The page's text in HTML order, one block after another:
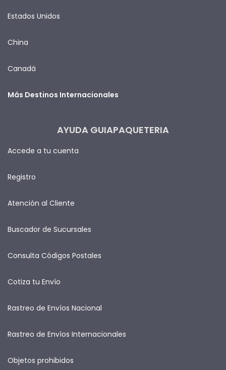
Estados Unidos
China
Canadá
Más Destinos Internacionales
AYUDA GUIAPAQUETERIA
Accede a tu cuenta
Registro
Atención al Cliente
Buscador de Sucursales
Consulta Códigos Postales
Cotiza tu Envío
Rastreo de Envíos Nacional
Rastreo de Envíos Internacionales
Objetos prohibidos